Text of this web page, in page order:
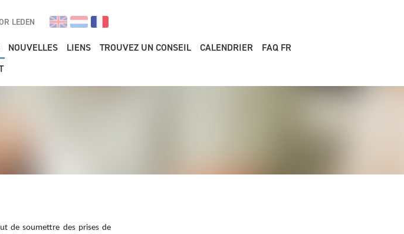
LEDEN
NOUVELLES LIENS TROUVEZ UN CONSEIL CALENDRIER
FAQ FR
de soumettre des prises de